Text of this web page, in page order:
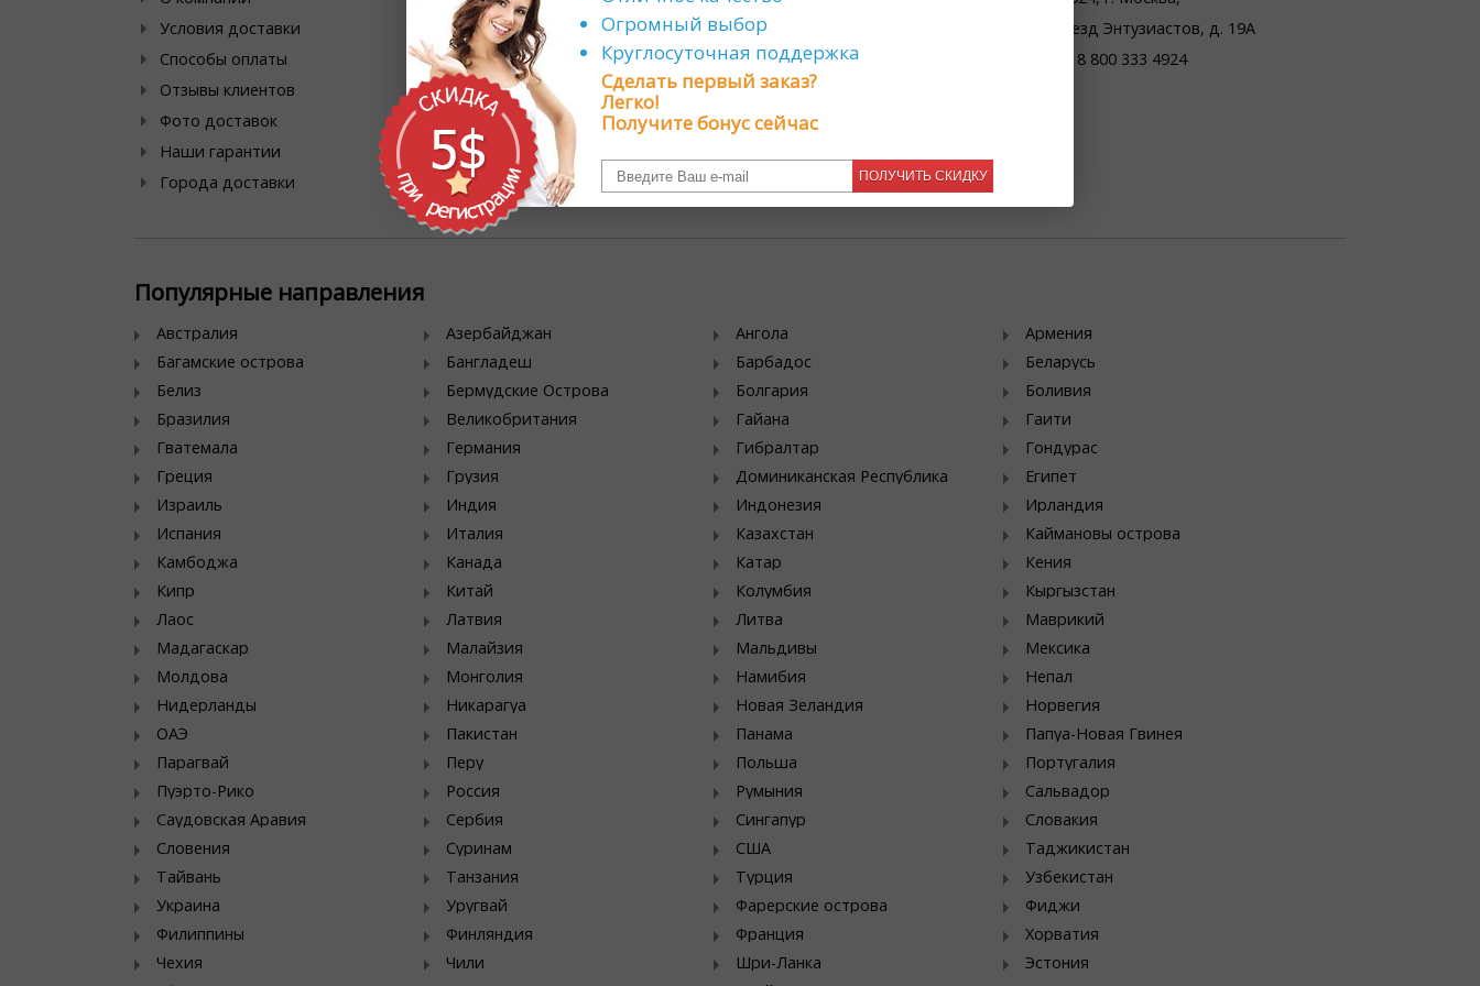
Условия доставки
Способы оплаты
Отзывы клиентов
Фото доставок
Наши гарантии
Города доставки
Действующие промо-акции
Скидки
Хиты продаж
Магазинам цветов
Партнерская программа
Продавайте с нами
проезд Энтузиастов, д. 19А
тел. 8 800 333 4924
Популярные направления
Австралия Азербайджан Ангола
Армения
Багамские острова
Бангладеш Барбадос
Беларусь
Белиз
Бермудские Острова Болгария
Боливия
Бразилия
Великобритания Гайана
Гаити
Гватемала
Германия Гибралтар
Гондурас
Греция
Грузия Доминиканская Республика
Египет
Израиль
Индия Индонезия
Ирландия
Испания
Италия Казахстан
Каймановы острова
Камбоджа
Канада Катар
Кения
Кипр
Китай Колумбия
Кыргызстан
Лаос
Латвия Литва
Маврикий
Мадагаскар
Малайзия Мальдивы
Мексика
Молдова
Монголия Намибия
Непал
Нидерланды
Никарагуа Новая Зеландия
Норвегия
ОАЭ
Пакистан Панама
Папуа-Новая Гвинея
Парагвай
Перу Польша
Португалия
Пуэрто-Рико
Россия Румыния
Сальвадор
Саудовская Аравия
Сербия Сингапур
Словакия
Словения
Суринам США
Таджикистан
Тайвань
Танзания Турция
Узбекистан
Украина
Уругвай Фарерские острова
Фиджи
Филиппины
Финляндия Франция
Хорватия
Чехия
Чили Шри-Ланка
Эстония
Огромный выбор
Круглосуточная поддержка
Сделать первый заказ?
Легко!
Получите бонус сейчас
ПОЛУЧИТЬ СКИДКУ